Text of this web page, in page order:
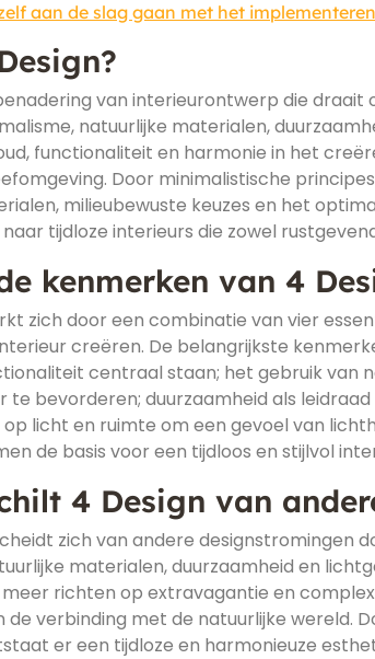
aan de slag gaan met het
van interieurontwerp die
natuurlijke materialen,
functionaliteit en harmonie in het
Door minimalistische
milieubewuste keuzes en het
tijdloze interieurs die zowel
kenmerken van 4
zich door een combinatie van vier
creëren. De belangrijkste
centraal staan; het gebruik van
te bevorderen; duurzaamheid als
licht en ruimte om een gevoel van
de basis voor een tijdloos en stijlvol
4 Design van
zich van andere designstromingen
materialen, duurzaamheid en
richten op extravagantie en
verbinding met de natuurlijke wereld.
er een tijdloze en harmonieuze